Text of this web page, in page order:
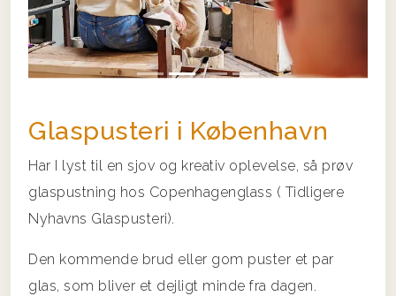
Glaspusteri i København
Har I lyst til en sjov og kreativ oplevelse, så prøv
glaspustning hos Copenhagenglass ( Tidligere
Nyhavns Glaspusteri).
Den kommende brud eller gom puster et par
glas, som bliver et dejligt minde fra dagen.